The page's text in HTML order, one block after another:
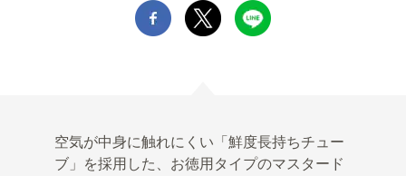
空気が中身に触れにくい「鮮度長持ちチュー
ブ」を採用した、お徳用タイプのマスタード